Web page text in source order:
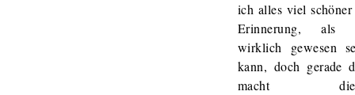
ich alles viel
Erinnerung, als
wirklich gewesen
kann, doch gerade
macht